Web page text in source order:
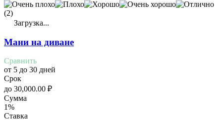
(2)
Загрузка...
Мани на диване
Сравнить
от 5 до 30 дней
Срок
до 30,000.00 ₽
Сумма
1%
Ставка